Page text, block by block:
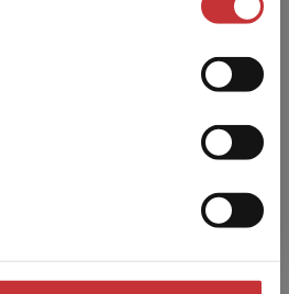
köp måste
beställas av lärare som använder,
förstås i termer av utbud